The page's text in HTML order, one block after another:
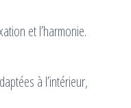
et l’harmonie.
à l’intérieur,